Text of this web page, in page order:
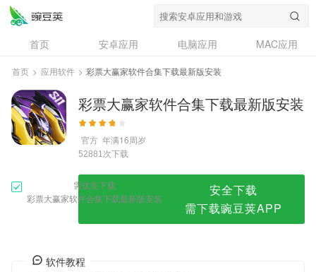
彩票大赢家软件合集下载最新版安装
首页 安卓应用 电脑应用
MAC应用
资讯
专题 设计奖
问答
首页 > 应用软件 > 彩票大赢家软件合集下载最新版安装
彩票大赢家软件合集下载最新版安装
官方 年满16周岁
52881次下载
需优先下载
彩票大赢家软件合集下载最新版安装
安全下载
需下载豌豆荚APP
软件教程